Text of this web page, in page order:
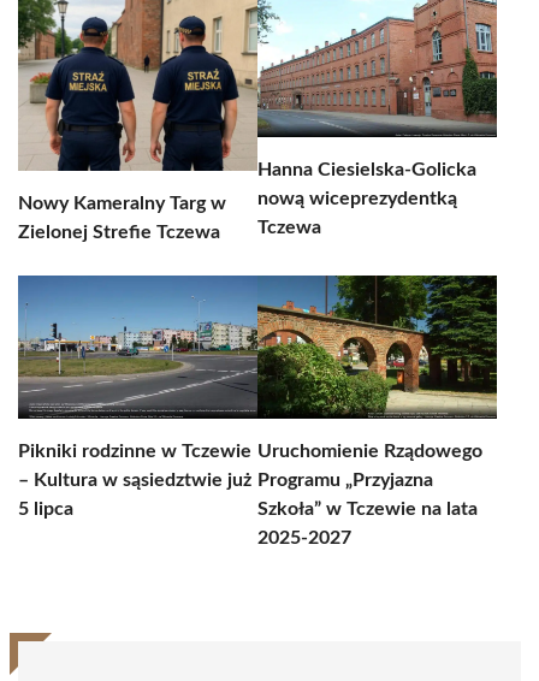
Nowy Kameralny Targ w
Zielonej Strefie Tczewa
Hanna Ciesielska-Golicka
nową wiceprezydentką
Tczewa
Pikniki rodzinne w Tczewie
– Kultura w sąsiedztwie już
5 lipca
Uruchomienie Rządowego
Programu „Przyjazna
Szkoła” w Tczewie na lata
2025-2027